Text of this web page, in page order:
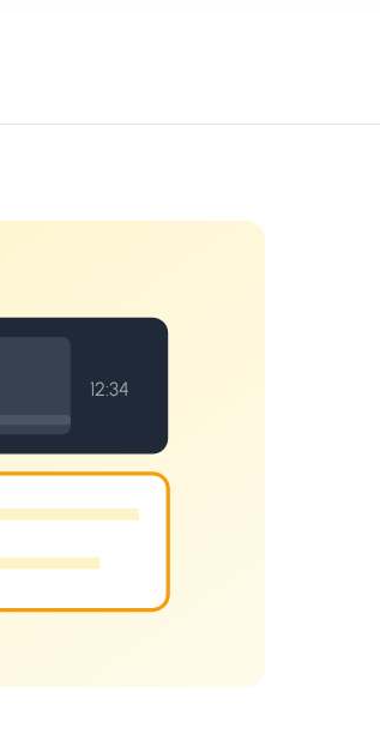
12:34